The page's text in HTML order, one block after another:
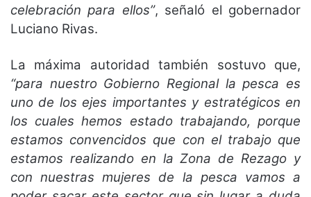
celebración para ellos”, señaló el gobernador
Luciano Rivas.
La máxima autoridad también sostuvo que,
“para nuestro Gobierno Regional la pesca es
uno de los ejes importantes y estratégicos en
los cuales hemos estado trabajando, porque
estamos convencidos que con el trabajo que
estamos realizando en la Zona de Rezago y
con nuestras mujeres de la pesca vamos a